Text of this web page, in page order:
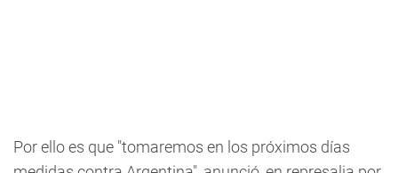
Por ello es que "tomaremos en los próximos días